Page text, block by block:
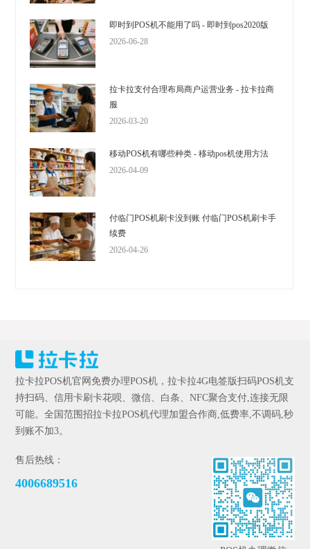
即时到POS机不能用了吗 - 即时到pos2020版
2026-06-28
拉卡拉支付合理布局商户运营业务 - 拉卡拉商
服
2026-03-20
移动POS机有哪些种类 - 移动pos机使用方法
2026-04-09
付临门POS机刷卡没到账 付临门POS机刷卡手
续费
2026-04-26
拉卡拉POS机官网免费办理POS机，拉卡拉4G电签版扫码POS机支
持扫码、信用卡刷卡花呗、微信、白条、NFC聚合支付,连接无限
可能。全国范围招拉卡拉POS机代理加盟合作商,低费率,不调码,秒
到账不加3。
售后热线：
4006689516